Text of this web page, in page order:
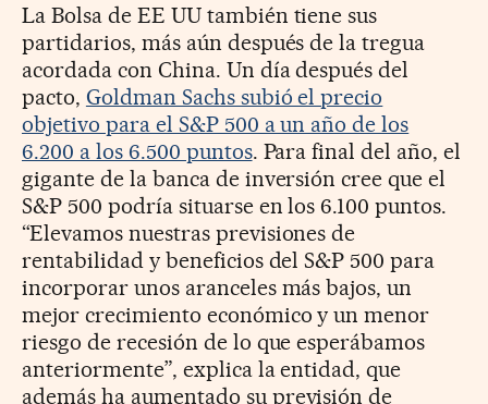
La Bolsa de EE UU también tiene sus
partidarios, más aún después de la tregua
acordada con China. Un día después del
pacto, Goldman Sachs subió el precio
objetivo para el S&P 500 a un año de los
6.200 a los 6.500 puntos. Para final del año, el
gigante de la banca de inversión cree que el
S&P 500 podría situarse en los 6.100 puntos.
“Elevamos nuestras previsiones de
rentabilidad y beneficios del S&P 500 para
incorporar unos aranceles más bajos, un
mejor crecimiento económico y un menor
riesgo de recesión de lo que esperábamos
anteriormente”, explica la entidad, que
además ha aumentado su previsión de